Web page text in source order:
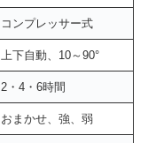
コンプレッサー式
上下自動、10～90°
2・4・6時間
おまかせ、強、弱